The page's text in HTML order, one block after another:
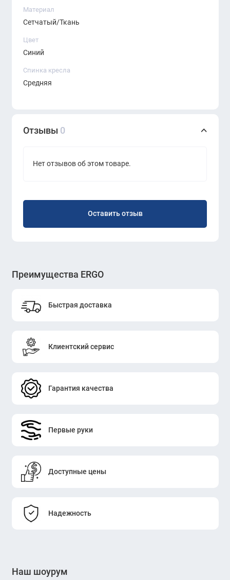
Материал
Сетчатый/Ткань
Цвет
Синий
Спинка кресла
Средняя
Отзывы 0
Нет отзывов об этом товаре.
Оставить отзыв
Преимущества ERGO
Быстрая доставка
Клиентский сервис
Гарантия качества
Первые руки
Доступные цены
Надежность
Наш шоурум